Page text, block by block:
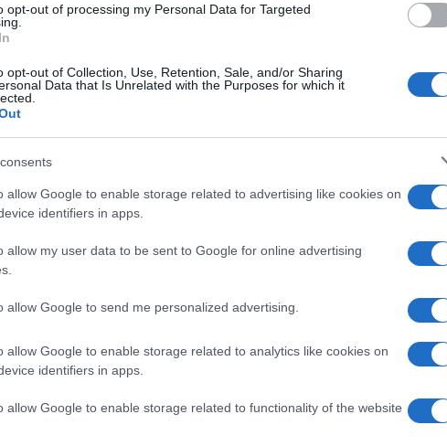
opt-out of processing my Personal Data for Targeted
opt-out of Collection, Use, Retention, Sale, and/or Sharing
Data that Is Unrelated with the Purposes for which it
allow Google to enable storage related to advertising like cookies on
identifiers in apps.
allow my user data to be sent to Google for online advertising
allow Google to send me personalized advertising.
allow Google to enable storage related to analytics like cookies on
identifiers in apps.
allow Google to enable storage related to functionality of the website
2021-re – Éliás Gyula a Gerilla Bár vendége
ki az állatvédelmi konzultációt – Ovádi Péter a
Misi a Gerilla Bárban